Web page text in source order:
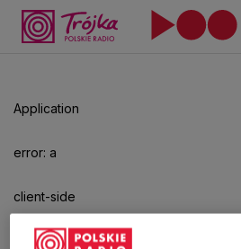
Application
error: a
client-side
exception
aby
odtwarzać.